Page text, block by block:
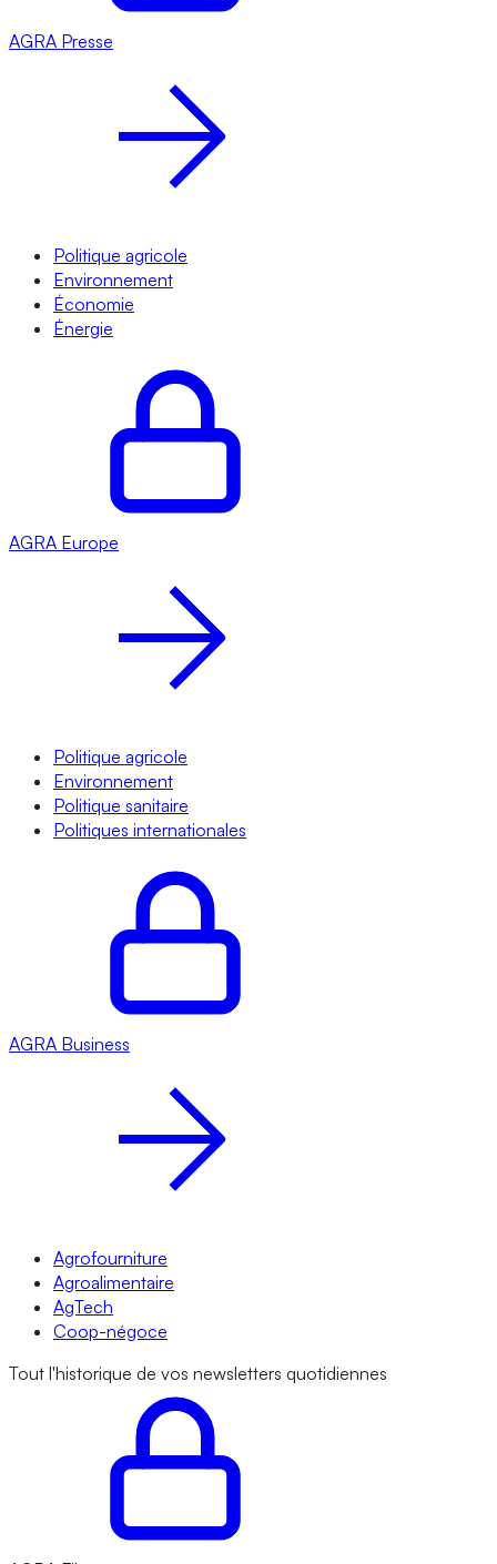
AGRA Presse
Politique agricole
Environnement
Économie
Énergie
AGRA Europe
Politique agricole
Environnement
Politique sanitaire
Politiques internationales
AGRA Business
Agrofourniture
Agroalimentaire
AgTech
Coop-négoce
Tout l'historique de vos newsletters quotidiennes